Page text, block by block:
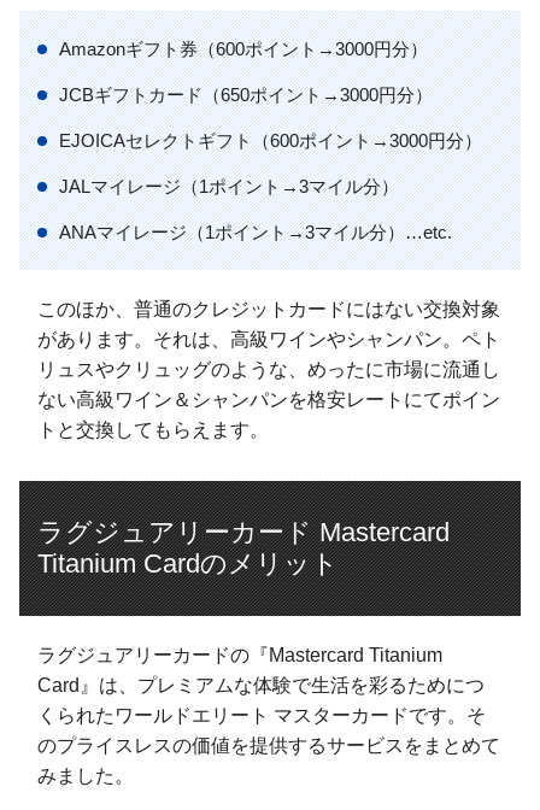
Amazonギフト券（600ポイント→3000円分）
JCBギフトカード（650ポイント→3000円分）
EJOICAセレクトギフト（600ポイント→3000円分）
JALマイレージ（1ポイント→3マイル分）
ANAマイレージ（1ポイント→3マイル分）…etc.
このほか、普通のクレジットカードにはない交換対象
があります。それは、高級ワインやシャンパン。ペト
リュスやクリュッグのような、めったに市場に流通し
ない高級ワイン＆シャンパンを格安レートにてポイン
トと交換してもらえます。
ラグジュアリーカード Mastercard
Titanium Cardのメリット
ラグジュアリーカードの『Mastercard Titanium
Card』は、プレミアムな体験で生活を彩るためにつ
くられたワールドエリート マスターカードです。そ
のプライスレスの価値を提供するサービスをまとめて
みました。